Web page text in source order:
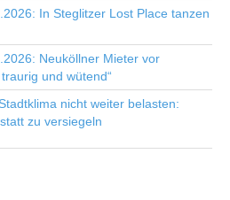
In Steglitzer Lost Place tanzen
Neuköllner Mieter vor
und wütend“
nicht weiter belasten:
zu versiegeln